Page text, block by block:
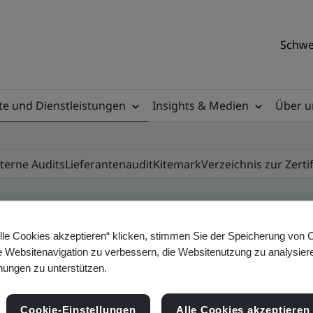
und Dienstleistungen Insights & Medien
Über
AuditsLieferantenauditKitemarkVerzeichnis zur
- Validation and Verification, Swiss and
Cookies akzeptieren“ klicken, stimmen Sie der Speicherung von
Websitenavigation zu verbessern, die Websitenutzung zu
zu unterstützen.
Cookie-Einstellungen Alle Cookies akzeptieren